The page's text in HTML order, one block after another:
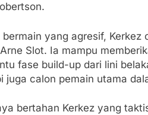
bermain yang agresif,
Slot. Ia mampu
fase build-up dari lini
juga calon pemain utama
bertahan Kerkez yang